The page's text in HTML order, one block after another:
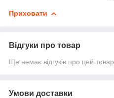
Приховати
Відгуки про товар
Ще немає відгуків про цей товар
Умови доставки